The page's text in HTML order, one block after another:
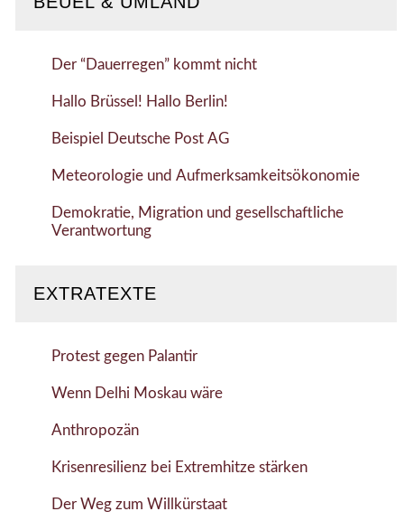
Der “Dauerregen” kommt nicht
Hallo Brüssel! Hallo Berlin!
Beispiel Deutsche Post AG
Meteorologie und Aufmerksamkeitsökonomie
Demokratie, Migration und gesellschaftliche
Verantwortung
EXTRATEXTE
Protest gegen Palantir
Wenn Delhi Moskau wäre
Anthropozän
Krisenresilienz bei Extremhitze stärken
Der Weg zum Willkürstaat